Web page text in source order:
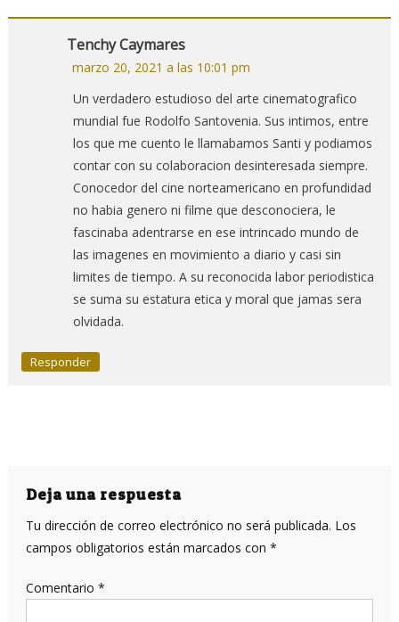
Tenchy Caymares
marzo 20, 2021 a las 10:01 pm
Un verdadero estudioso del arte cinematografico
mundial fue Rodolfo Santovenia. Sus intimos, entre
los que me cuento le llamabamos Santi y podiamos
contar con su colaboracion desinteresada siempre.
Conocedor del cine norteamericano en profundidad
no habia genero ni filme que desconociera, le
fascinaba adentrarse en ese intrincado mundo de
las imagenes en movimiento a diario y casi sin
limites de tiempo. A su reconocida labor periodistica
se suma su estatura etica y moral que jamas sera
olvidada.
Responder
Deja una respuesta
Tu dirección de correo electrónico no será publicada. Los
campos obligatorios están marcados con *
Comentario *